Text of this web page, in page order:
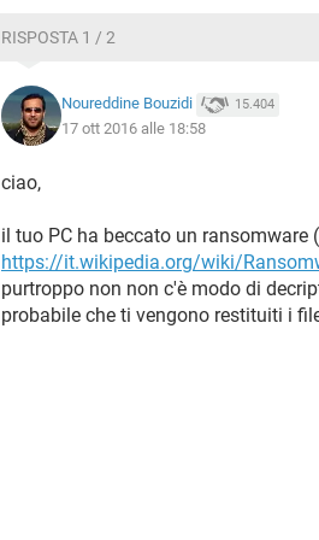
RISPOSTA 1 / 2
Noureddine Bouzidi 15.404
17 ott 2016 alle 18:58
ciao,
il tuo PC ha beccato un ransomware
https://it.wikipedia.org/wiki/
purtroppo non non c'è modo di
probabile che ti vengono restituiti i